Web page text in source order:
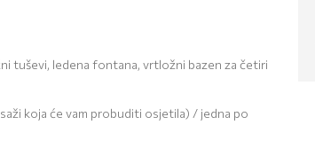
tuševi, ledena fontana, vrtložni bazen za četiri
koja će vam probuditi osjetila) / jedna po